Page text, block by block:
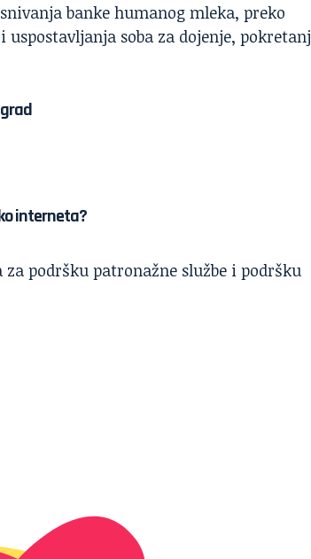
banke humanog mleka, preko
soba za dojenje,
interneta?
podršku patronažne službe i podršku